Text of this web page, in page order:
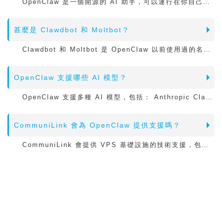
甚麼是 Clawdbot 和 Moltbot？
OpenClaw 支援哪些 AI 模型？
CommuniLink 會為 OpenClaw 提供支援嗎？